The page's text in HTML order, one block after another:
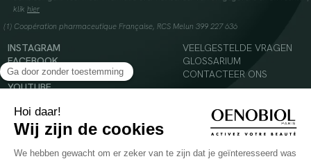
klik hier
(1) Coopération pharmaceutique Française, RCS Melun 399 227 636
INSTAGRAM
FACEBOOK
TIKTOK
YOUTUBE
VEELGESTELDE VRAGEN
GLOSSARIUM
CONTACTEER ONS